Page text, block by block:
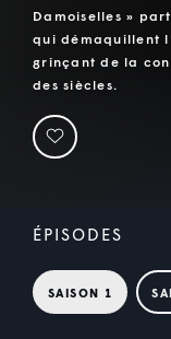
Damoiselles »
qui démaquillent
grinçant de la
des siècles.
ÉPISODES
SAISON 1